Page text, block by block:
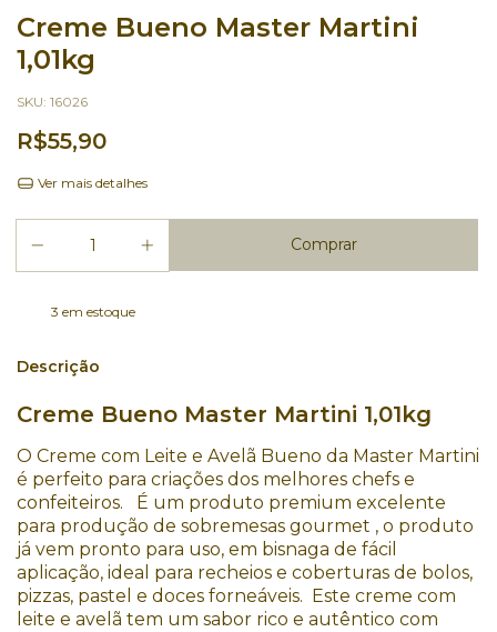
Creme Bueno Master Martini
1,01kg
SKU: 16026
R$55,90
Ver mais detalhes
3 em estoque
Descrição
Creme Bueno Master Martini 1,01kg
O Creme com Leite e Avelã Bueno da Master Martini
é perfeito para criações dos melhores chefs e
confeiteiros.
É um produto premium excelente
para produção de sobremesas gourmet , o produto
já vem pronto para uso, em bisnaga de fácil
aplicação, ideal para recheios e coberturas de bolos,
pizzas, pastel e doces forneáveis. Este creme com
leite e avelã tem um sabor rico e autêntico com